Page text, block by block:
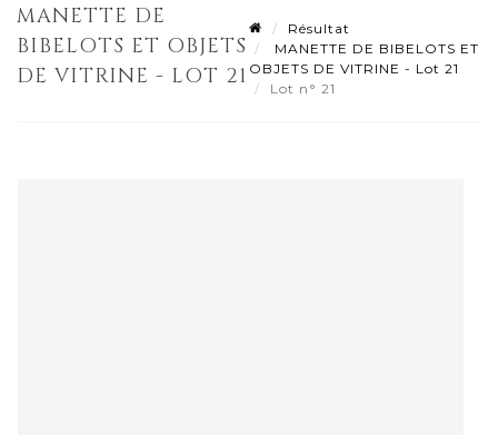
MANETTE DE
BIBELOTS ET OBJETS
DE VITRINE - LOT 21
Résultat
MANETTE DE BIBELOTS ET
OBJETS DE VITRINE - Lot 21
Lot n° 21